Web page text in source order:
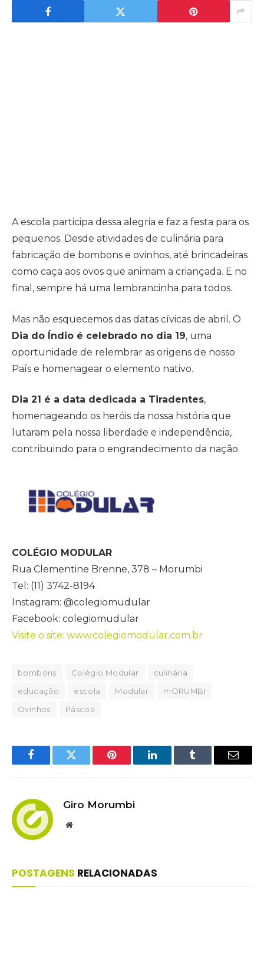
A escola participa dessa alegria e faz a festa para os
pequenos. Desde atividades de culinária para
fabricação de bombons e ovinhos, até brincadeiras
como caça aos ovos que animam a criançada. E no
final, sempre há uma lembrancinha para todos.
Mas não esquecemos das datas cívicas de abril. O
Dia do Índio é celebrado no dia 19, uma
oportunidade de relembrar as origens de nosso
País e homenagear o elemento nativo.
Dia 21 é a data dedicada a Tiradentes,
homenageando os heróis da nossa história que
lutaram pela nossa liberdade e independência,
contribuindo para o engrandecimento da nação.
COLÉGIO MODULAR
Rua Clementine Brenne, 378 – Morumbi
Tel: (11) 3742-8194
Instagram: @colegiomudular
Facebook: colegiomudular
Visite o site: www.colegiomodular.com.br
bombons Colégio Modular
culinária
educação
escola Modular
mORUMBI
Ovinhos
Páscoa
FacebookTwitter Pinterest LinkedInTumblr Email
Giro Morumbi
Website
POSTAGENS RELACIONADAS